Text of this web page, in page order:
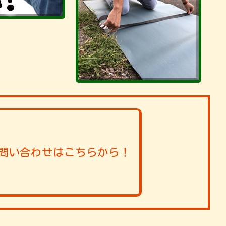
い合わせはこちらから！